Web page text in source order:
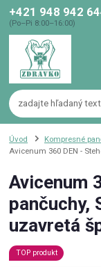
+421 948 942
(Po–Pi 8:00–16:00)
Úvod Kompresné
Avicenum 360 DEN -
Avicenum
pančuchy,
uzavretá
TOP produkt